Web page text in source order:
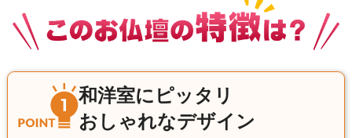
和洋室にピッタリ
おしゃれなデザイン